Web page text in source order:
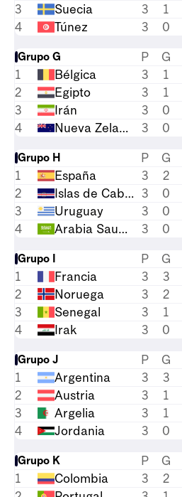
3
Suecia 3 1
4
Túnez 3 0
Grupo G P G
1
Bélgica 3 1
2
Egipto 3 1
3
Irán 3 0
4
Nueva Zelanda 3 0
Grupo H P G
1
España 3 2
2
Islas de Cabo Verde 3 0
3
Uruguay 3 0
4
Arabia Saudita 3 0
Grupo I P G
1
Francia 3 3
2
Noruega 3 2
3
Senegal 3 1
4
Irak 3 0
Grupo J P G
1
Argentina 3 3
2
Austria 3 1
3
Argelia 3 1
4
Jordania 3 0
Grupo K P G
1
Colombia 3 2